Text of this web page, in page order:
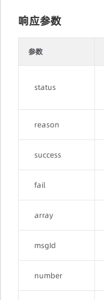
响应参数
参数
status
reason
success
fail
array
msgId
number